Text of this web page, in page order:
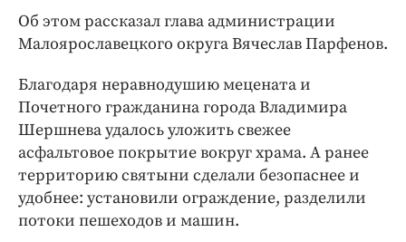
Экономика и бизнес
Блоги
Издания
Медиаперсона
Интересное чтиво
Клиника года
Об этом рассказал глава администрации
Малоярославецкого округа Вячеслав Парфенов.
Благодаря неравнодушию мецената и
Почетного гражданина города Владимира
Шершнева удалось уложить свежее
асфальтовое покрытие вокруг храма. А ранее
территорию святыни сделали безопаснее и
удобнее: установили ограждение, разделили
потоки пешеходов и машин.